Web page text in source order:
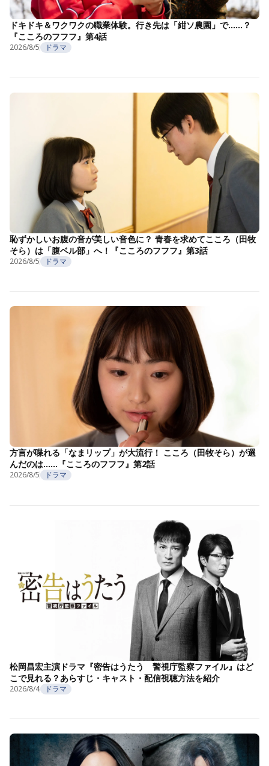
ドキドキ＆ワクワクの職業体験。行き先は「紺ソ農園」で……？
『こころのフフフ』第4話
2026/8/5 ドラマ
恥ずかしいお腹の音が美しい音色に？ 青春を求めてこころ（田牧
そら）は「腹ベル部」へ！『こころのフフフ』第3話
2026/8/5 ドラマ
方言が喋れる「なまリップ」が大流行！ こころ（田牧そら）が選
んだのは……『こころのフフフ』第2話
2026/8/5 ドラマ
松岡昌宏主演ドラマ『密告はうたう 警視庁監察ファイル』はど
こで見れる？あらすじ・キャスト・配信視聴方法を紹介
2026/8/4 ドラマ